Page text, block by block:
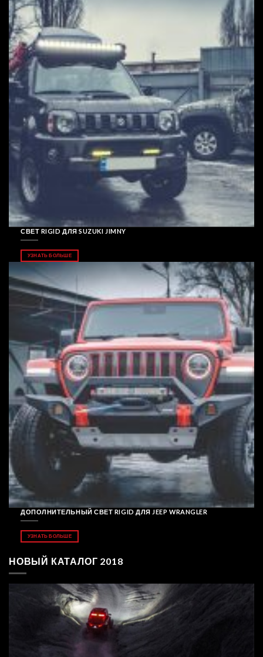
СВЕТ RIGID ДЛЯ SUZUKI JIMNY
УЗНАТЬ БОЛЬШЕ
ДОПОЛНИТЕЛЬНЫЙ СВЕТ RIGID ДЛЯ JEEP WRANGLER
УЗНАТЬ БОЛЬШЕ
НОВЫЙ КАТАЛОГ 2018